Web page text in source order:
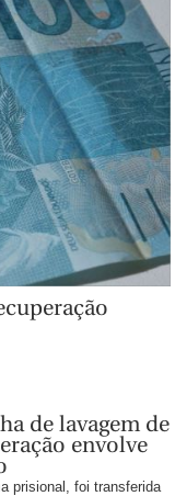
de lavagem de
envolve
prisional, foi transferida